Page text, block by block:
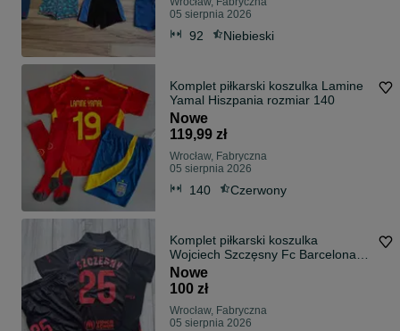
05 sierpnia 2026
92 Niebieski
Komplet piłkarski koszulka Lamine
Yamal Hiszpania rozmiar 140
Nowe
119,99 zł
Wrocław, Fabryczna
05 sierpnia 2026
140 Czerwony
Komplet piłkarski koszulka
Wojciech Szczęsny Fc Barcelona
rozmiar 140
Nowe
100 zł
Wrocław, Fabryczna
05 sierpnia 2026